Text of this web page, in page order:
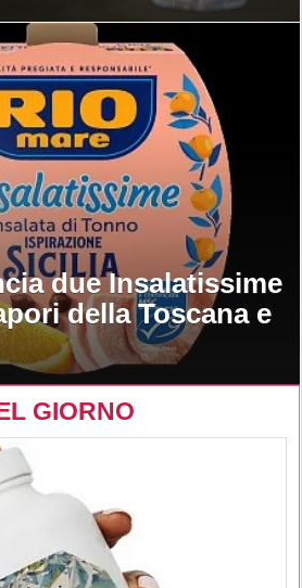
due Insalatissime
della Toscana e
GIORNO